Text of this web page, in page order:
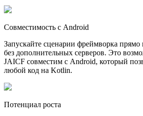
Совместимость с Android
Запускайте сценарии фреймворка прямо
без дополнительных серверов. Это
JAICF совместим с Android, который
любой код на Kotlin.
Потенциал роста